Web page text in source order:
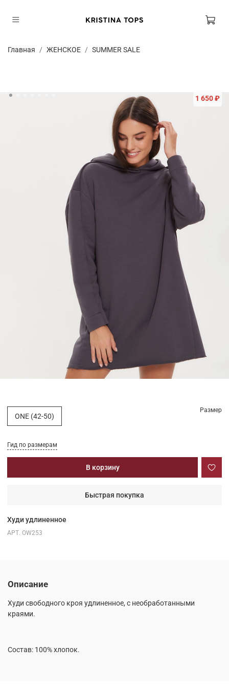
Главная ЖЕНСКОЕ SUMMER SALE
Худи удлиненное
1 650 ₽
АРТ. OW253
Гид по размерам
В корзину
Быстрая покупка
Размер
ONE (42-50)
Описание
Худи свободного кроя удлиненное, с необработанными
краями.
Состав: 100% хлопок.